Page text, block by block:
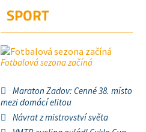
SPORT
Fotbalová sezona začíná
Maraton Zadov: Cenné 38. místo
mezi domácí elitou
Návrat z mistrovství světa